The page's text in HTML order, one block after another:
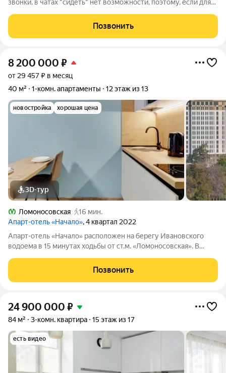
звонки, в чатах "сидеть" нет возможности, поэтому, если для
идеальная локация напоминаю адрес: Фрунзенский район,
Бухарестская улица.,
Позвонить
8 200 000 ₽
от 29 457 ₽ в месяц
40 м²
1-комн. апартаменты 12 этаж из 13
новостройка хорошая цена
3D-тур
Ломоносовская
16 мин.
Апарт-отель «Начало», 4 квартал 2022
Апарт-отель «Начало» расположен на берегу Ивановского
водоема в 15 минутах ходьбы от ст.м. «Ломоносовская». В
ими, как считаете нужным: заселиться в них, сдавать в аренду
самому или с помощью
Позвонить
24 900 000 ₽
84 м² 3-комн. квартира 15 этаж из 17
есть видео